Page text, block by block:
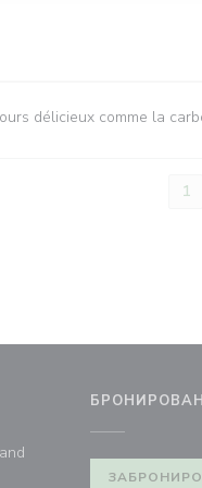
délicieux comme la
1